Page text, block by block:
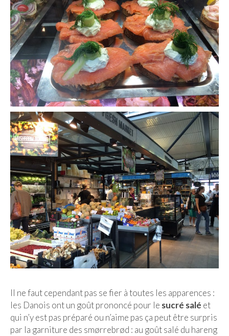
Hanoi
Hué
Mai Chau
Mu Cang Chai
Ninh Binh
Quy Nhon
EUROPE
France
La Réunion
Paris
Poitou
Saint-Malo
Savoie
Allemagne
Berlin
Il ne faut cependant pas se fier à toutes les apparences :
les Danois ont un goût prononcé pour le sucré salé et
qui n’y est pas préparé ou n’aime pas ça peut être surpris
par la garniture des smørrebrød : au goût salé du hareng